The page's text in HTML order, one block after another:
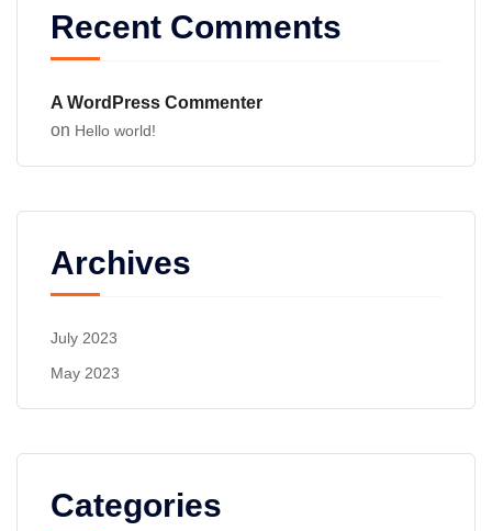
Recent Comments
A WordPress Commenter
on Hello world!
Archives
July 2023
May 2023
Categories